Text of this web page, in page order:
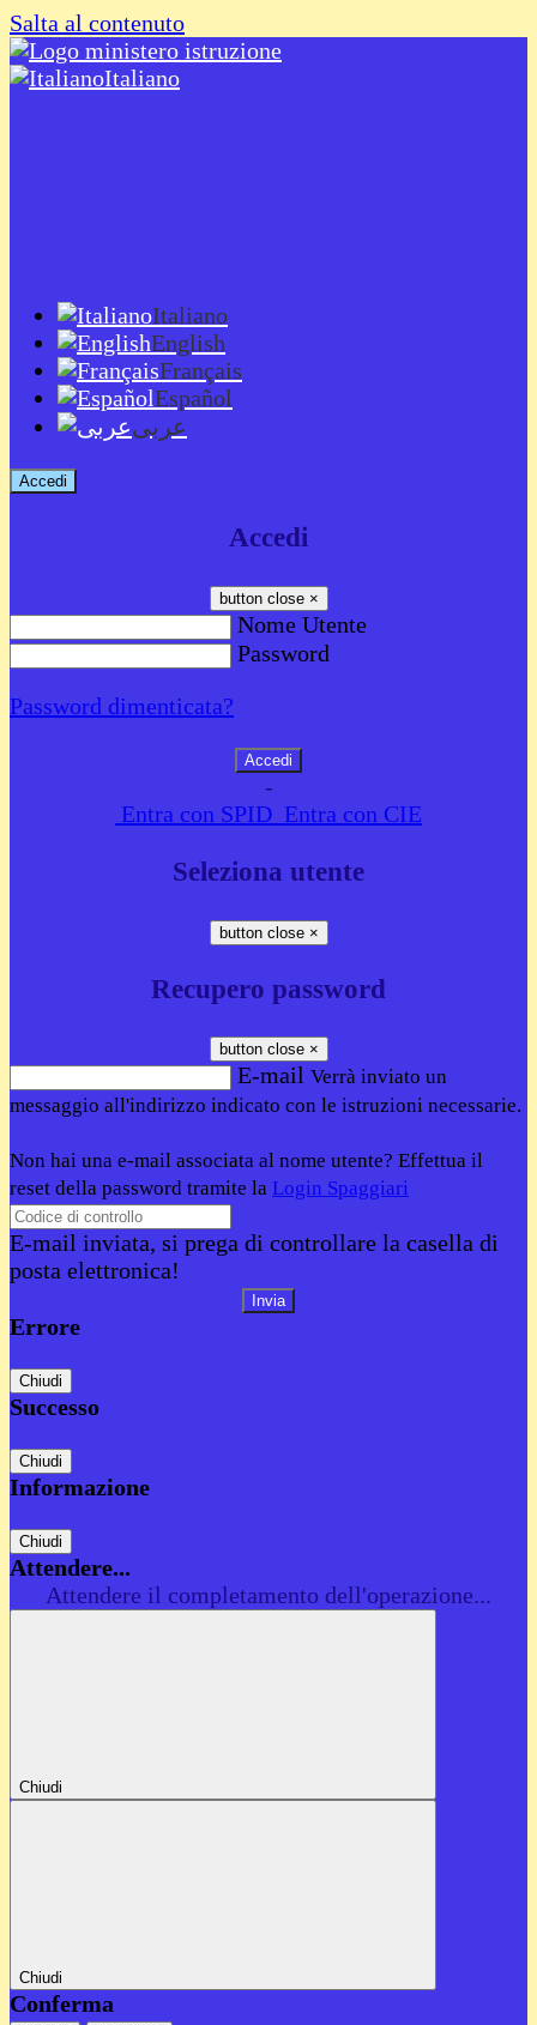
Salta al contenuto
Italiano
Italiano
English
Français
Español
عربى
Accedi
Accedi
button close ×
Nome Utente
Password
Password dimenticata?
-
Entra con SPID Entra con CIE
Seleziona utente
button close ×
Recupero password
button close ×
E-mail Verrà inviato un
messaggio all'indirizzo indicato con le istruzioni necessarie.
Non hai una e-mail associata al nome utente? Effettua il
reset della password tramite la Login Spaggiari
E-mail inviata, si prega di controllare la casella di
posta elettronica!
Errore
Chiudi
Successo
Chiudi
Informazione
Chiudi
Attendere...
Attendere il completamento dell'operazione...
Chiudi
Chiudi
Conferma